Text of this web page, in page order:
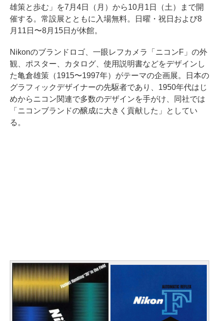
雄策と歩む」を7月4日（月）から10月1日（土）まで開
催する。常設展とともに入場無料。日曜・祝日および8
月11日〜8月15日が休館。
Nikonのブランドロゴ、一眼レフカメラ「ニコンF」の外
観、ポスター、カタログ、使用説明書などをデザインし
た亀倉雄策（1915〜1997年）がテーマの企画展。日本の
グラフィックデザイナーの先駆者であり、1950年代はじ
めからニコン関連で多数のデザインを手がけ、同社では
「ニコンブランドの醸成に大きく貢献した」としてい
る。